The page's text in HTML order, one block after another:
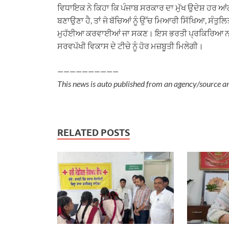
ਵਿਧਾਇਕ ਨੇ ਕਿਹਾ ਕਿ ਪੰਜਾਬ ਸਰਕਾਰ ਦਾ ਮੁੱਖ ਉਦੇਸ਼ ਹਰ
ਬਣਾਉਣਾ ਹੈ, ਤਾਂ ਜੋ ਬੱਚਿਆਂ ਨੂੰ ਉੱਚ ਮਿਆਰੀ ਸਿੱਖਿਆ,
ਮੁਹੱਈਆ ਕਰਵਾਈਆਂ ਜਾ ਸਕਣ। ਇਸ ਭਰਤੀ ਪ੍ਰਕਿਰਿਆ
ਸਰਵਪੱਖੀ ਵਿਕਾਸ ਦੇ ਟੀਚੇ ਨੂੰ ਹੋਰ ਮਜ਼ਬੂਤੀ ਮਿਲੇਗੀ।
——————————
This news is auto published from an agency/source
RELATED POSTS